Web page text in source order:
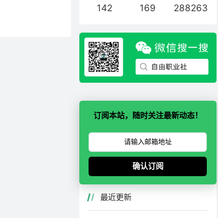
模。收购后的
处共同组成舆观
142 169 288263
订阅本站，随时关注最新动态！
确认订阅
最近更新